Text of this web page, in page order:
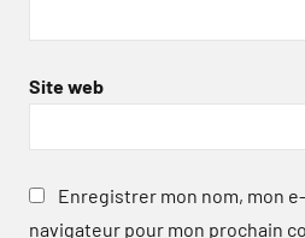
Site web
Enregistrer mon nom, mon
navigateur pour mon prochain